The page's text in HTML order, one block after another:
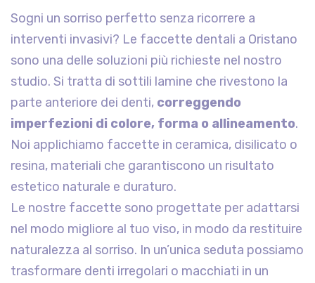
Sogni un sorriso perfetto senza ricorrere a
interventi invasivi? Le faccette dentali a Oristano
sono una delle soluzioni più richieste nel nostro
studio. Si tratta di sottili lamine che rivestono la
parte anteriore dei denti, correggendo
imperfezioni di colore, forma o allineamento.
Noi applichiamo faccette in ceramica, disilicato o
resina, materiali che garantiscono un risultato
estetico naturale e duraturo.
Le nostre faccette sono progettate per adattarsi
nel modo migliore al tuo viso, in modo da restituire
naturalezza al sorriso. In un’unica seduta possiamo
trasformare denti irregolari o macchiati in un